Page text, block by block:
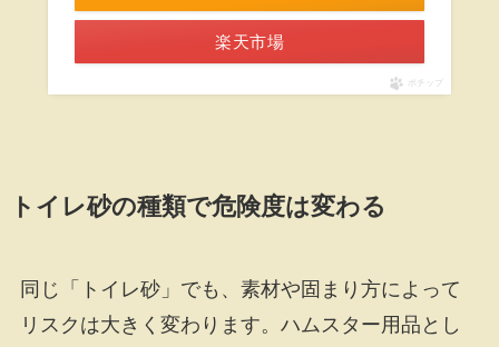
楽天市場
ポチップ
トイレ砂の種類で危険度は変わる
同じ「トイレ砂」でも、素材や固まり方によって
リスクは大きく変わります。ハムスター用品とし